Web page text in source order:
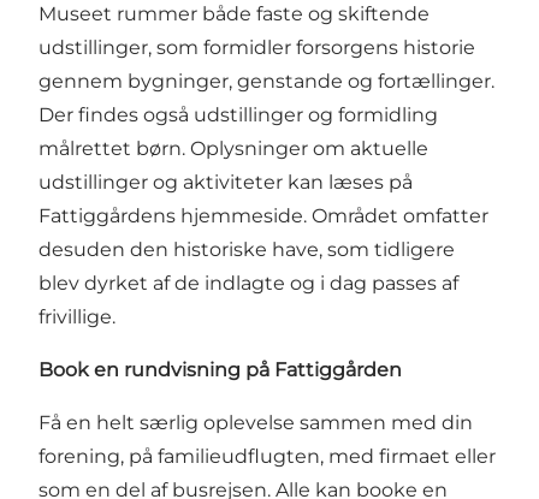
Museet rummer både faste og skiftende
udstillinger, som formidler forsorgens historie
gennem bygninger, genstande og fortællinger.
Der findes også udstillinger og formidling
målrettet børn. Oplysninger om aktuelle
udstillinger og aktiviteter kan læses på
Fattiggårdens hjemmeside. Området omfatter
desuden den historiske have, som tidligere
blev dyrket af de indlagte og i dag passes af
frivillige.
Book en rundvisning på Fattiggården
Få en helt særlig oplevelse sammen med din
forening, på familieudflugten, med firmaet eller
som en del af busrejsen. Alle kan booke en